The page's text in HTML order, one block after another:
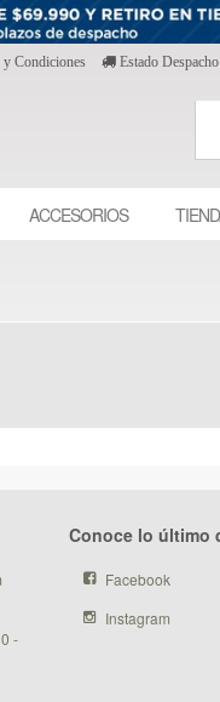
Condiciones Estado Despacho
ACCESORIOS
-
Conoce lo último
Facebook
Instagram